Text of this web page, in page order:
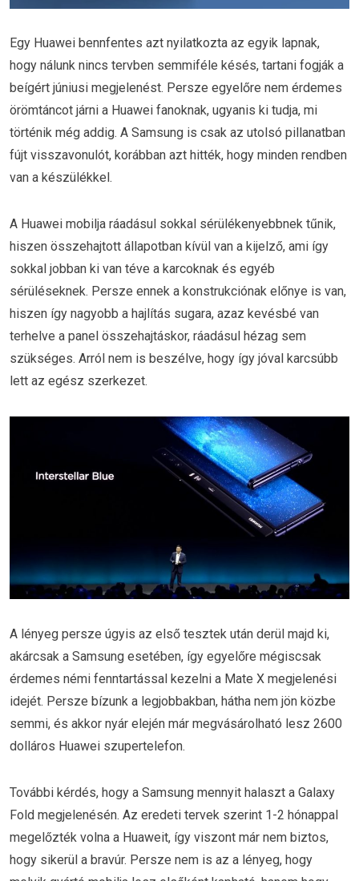
Egy Huawei bennfentes azt nyilatkozta az egyik lapnak,
hogy nálunk nincs tervben semmiféle késés, tartani fogják a
beígért júniusi megjelenést. Persze egyelőre nem érdemes
örömtáncot járni a Huawei fanoknak, ugyanis ki tudja, mi
történik még addig. A Samsung is csak az utolsó pillanatban
fújt visszavonulót, korábban azt hitték, hogy minden rendben
van a készülékkel.
A Huawei mobilja ráadásul sokkal sérülékenyebbnek tűnik,
hiszen összehajtott állapotban kívül van a kijelző, ami így
sokkal jobban ki van téve a karcoknak és egyéb
sérüléseknek. Persze ennek a konstrukciónak előnye is van,
hiszen így nagyobb a hajlítás sugara, azaz kevésbé van
terhelve a panel összehajtáskor, ráadásul hézag sem
szükséges. Arról nem is beszélve, hogy így jóval karcsúbb
lett az egész szerkezet.
A lényeg persze úgyis az első tesztek után derül majd ki,
akárcsak a Samsung esetében, így egyelőre mégiscsak
érdemes némi fenntartással kezelni a Mate X megjelenési
idejét. Persze bízunk a legjobbakban, hátha nem jön közbe
semmi, és akkor nyár elején már megvásárolható lesz 2600
dolláros Huawei szupertelefon.
További kérdés, hogy a Samsung mennyit halaszt a Galaxy
Fold megjelenésén. Az eredeti tervek szerint 1-2 hónappal
megelőzték volna a Huaweit, így viszont már nem biztos,
hogy sikerül a bravúr. Persze nem is az a lényeg, hogy